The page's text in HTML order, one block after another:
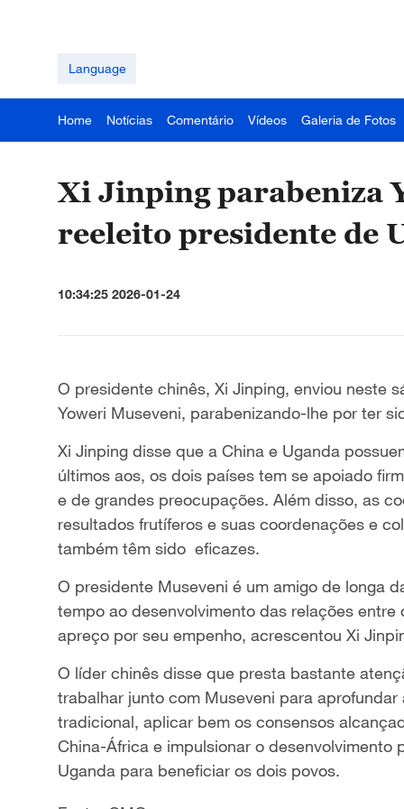
Language
Home Notícias Comentário Vídeos Galeria de Fotos
Xi Jinping parabeniza
reeleito presidente de
10:34:25 2026-01-24
O presidente chinês, Xi Jinping, enviou neste
Yoweri Museveni, parabenizando-lhe por ter
Xi Jinping disse que a China e Uganda
últimos aos, os dois países tem se apoiado
e de grandes preocupações. Além disso, as
resultados frutíferos e suas coordenações e
também têm sido eficazes.
O presidente Museveni é um amigo de longa
tempo ao desenvolvimento das relações
apreço por seu empenho, acrescentou Xi
O líder chinês disse que presta bastante
trabalhar junto com Museveni para
tradicional, aplicar bem os consensos
China-África e impulsionar o
Uganda para beneficiar os dois povos.